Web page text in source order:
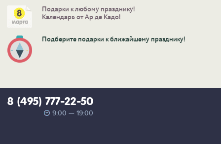
Подарки к любому празднику!
Календарь от Ар де Кадо!
Подберите подарки к ближайшему празднику!
8 (495) 777-22-50
9:00 — 19:00